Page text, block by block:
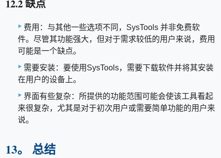
12.2 缺点
费用：与其他一些选项不同，SysTools 并非免费软
件。尽管其功能强大，但对于需求较低的用户来说，费用
可能是一个缺点。
需要安装：要使用SysTools，需要下载软件并将其安装
在用户的设备上。
界面有些复杂：所提供的功能范围可能会使该工具看起
来很复杂，尤其是对于初次用户或需要简单功能的用户来
说。
13。 总结